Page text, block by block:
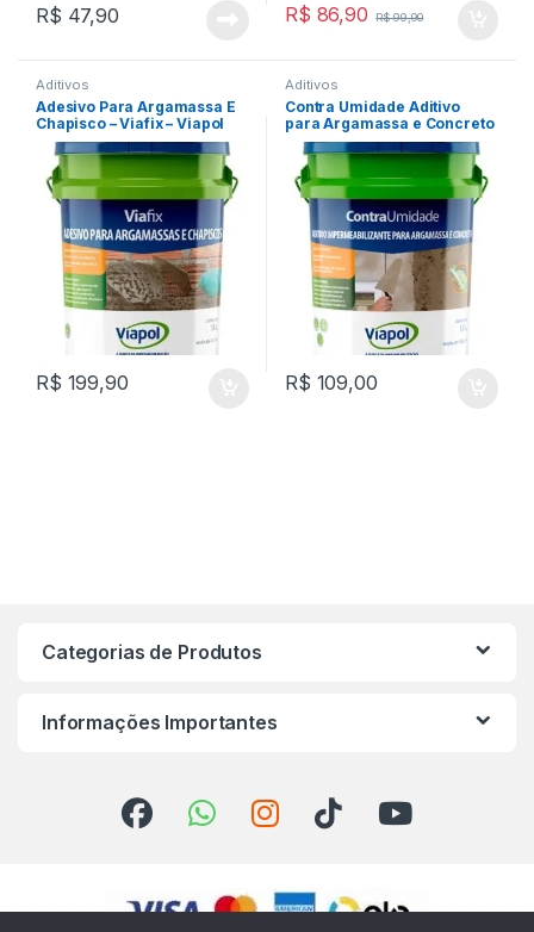
R$ 47,90 R$ 86,90 R$99,90
Aditivos
Adesivo Para Argamassa E
Chapisco – Viafix – Viapol
18kg
R$ 199,90
Aditivos
Contra Umidade Aditivo
para Argamassa e Concreto
18l Viapol
R$ 109,00
Categorias de Produtos
Informações Importantes